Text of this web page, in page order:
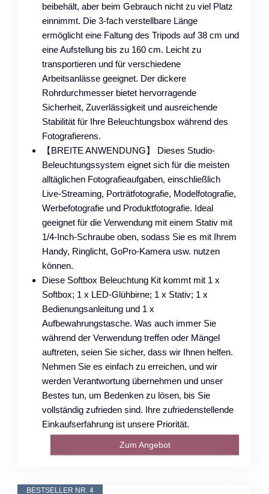
beibehält, aber beim Gebrauch nicht zu viel Platz
einnimmt. Die 3-fach verstellbare Länge
ermöglicht eine Faltung des Tripods auf 38 cm und
eine Aufstellung bis zu 160 cm. Leicht zu
transportieren und für verschiedene
Arbeitsanlässe geeignet. Der dickere
Rohrdurchmesser bietet hervorragende
Sicherheit, Zuverlässigkeit und ausreichende
Stabilität für Ihre Beleuchtungsbox während des
Fotografierens.
【BREITE ANWENDUNG】 Dieses Studio-
Beleuchtungssystem eignet sich für die meisten
alltäglichen Fotografieaufgaben, einschließlich
Live-Streaming, Porträtfotografie, Modelfotografie,
Werbefotografie und Produktfotografie. Ideal
geeignet für die Verwendung mit einem Stativ mit
1/4-Inch-Schraube oben, sodass Sie es mit Ihrem
Handy, Ringlicht, GoPro-Kamera usw. nutzen
können.
Diese Softbox Beleuchtung Kit kommt mit 1 x
Softbox; 1 x LED-Glühbirne; 1 x Stativ; 1 x
Bedienungsanleitung und 1 x
Aufbewahrungstasche. Was auch immer Sie
während der Verwendung treffen oder Mängel
auftreten, seien Sie sicher, dass wir Ihnen helfen.
Nehmen Sie es einfach zu erreichen, und wir
werden Verantwortung übernehmen und unser
Bestes tun, um Bedenken zu lösen, bis Sie
vollständig zufrieden sind. Ihre zufriedenstellende
Einkaufserfahrung ist unsere Priorität.
Zum Angebot
BESTSELLER NR. 4